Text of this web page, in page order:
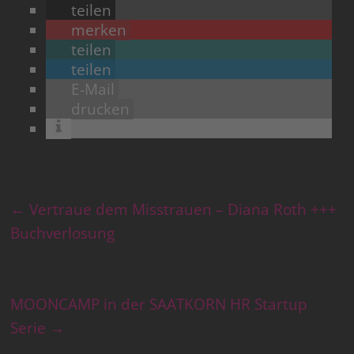
teilen
merken
teilen
teilen
E-Mail
drucken
← Vertraue dem Misstrauen – Diana Roth +++
Buchverlosung
MOONCAMP in der SAATKORN HR Startup
Serie →